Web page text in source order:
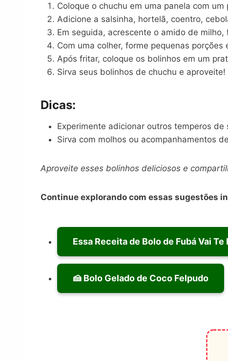
Coloque o chuchu em uma panela com
Adicione a salsinha, hortelã, coentro,
Em seguida, acrescente o amido de
Com uma colher, forme pequenas
Após fritar, coloque os bolinhos em um
Sirva seus bolinhos de chuchu e aproveite!
Dicas:
Experimente adicionar outros temperos
Sirva com molhos ou acompanhamentos
Aproveite esses bolinhos deliciosos e
Continue explorando com essas sugestões
Essa Receita de Bolo de Fubá Vai
🍰 Bolo Gelado de Coco Felpudo